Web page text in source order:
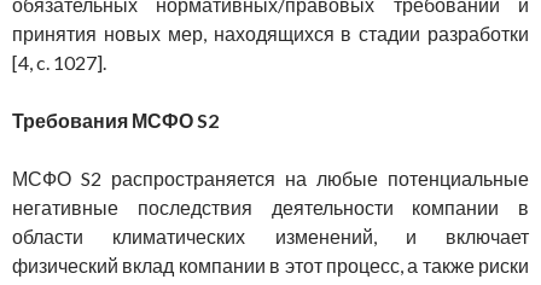
принятия новых мер, находящихся в стадии разработки
[4, c. 1027].
Требования МСФО S2
МСФО S2 распространяется на любые потенциальные
негативные последствия деятельности компании в
области климатических изменений, и включает
физический вклад компании в этот процесс, а также риски